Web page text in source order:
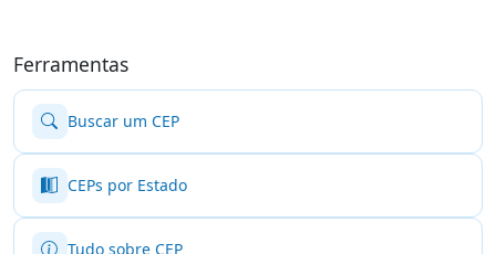
Ferramentas
Buscar um CEP
CEPs por Estado
Tudo sobre CEP